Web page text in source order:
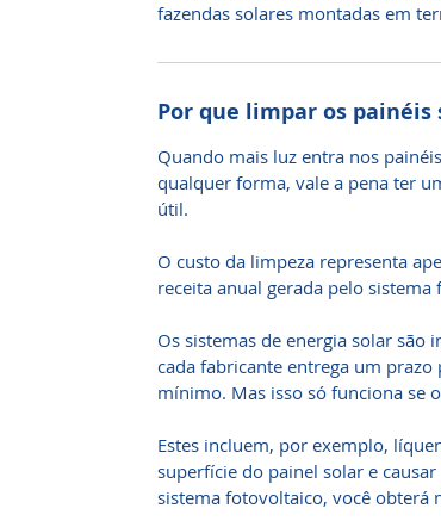
fazendas solares montadas em
Por que limpar os painéis
Quando mais luz entra nos
qualquer forma, vale a pena ter
útil.
O custo da limpeza representa
receita anual gerada pelo sistema
Os sistemas de energia solar são
cada fabricante entrega um
mínimo. Mas isso só funciona se
Estes incluem, por exemplo,
superfície do painel solar e
sistema fotovoltaico, você obterá